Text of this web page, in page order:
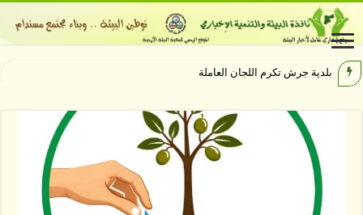
بلدية جرش تكرم اللجان العاملة والمشارك